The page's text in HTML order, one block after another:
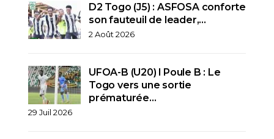
D2 Togo (J5) : ASFOSA conforte
son fauteuil de leader,…
2 Août 2026
UFOA-B (U20) l Poule B : Le
Togo vers une sortie
prématurée…
29 Juil 2026